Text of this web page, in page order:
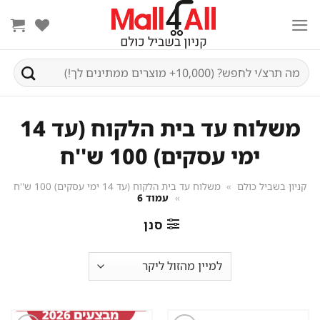
content
חיפוש
עבור:
משלוח עד בית הלקוח (עד 14
ימי עסקים) 100 ש''ח
קניון בשביל כולם » משלוח עד בית הלקוח (עד 14 ימי עסקים) 100 ש''ח
» עמוד 6
סנן